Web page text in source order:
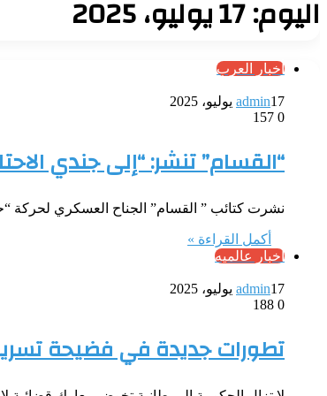
اليوم:17 يوليو، 2025
أخبار العرب
admin17 يوليو، 2025
0
“القسام” تنشر: “إلى جندي
نشرت كتائب ” القسام” الجناح العسكري لحركة
أكمل القراءة »
أخبار عالميه
admin17 يوليو، 2025
0
تطورات جديدة في فضيحة تسريب